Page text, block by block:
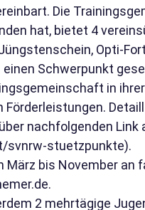
Die
hat, bietet 4
Opti-
Schwerpunkt
in
nachfolgenden
svnrw-stuetzpunkte).
bis November an
.
2 mehrtägige